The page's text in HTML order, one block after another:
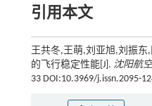
引用本文
王共冬,王萌,刘亚旭,刘振
的飞行稳定性能[J]. 沈阳航
33 DOI:10.3969/j.issn.2095-